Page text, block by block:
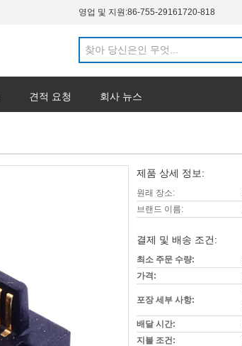
영업 및 지원:86-755-29161720-818
견적 요청 회사 뉴스
제품 상세 정보:
원래 장소:
브랜드 이름:
결제 및 배송 조건:
최소 주문 수량:
가격:
포장 세부 사항:
배달 시간:
지불 조건: